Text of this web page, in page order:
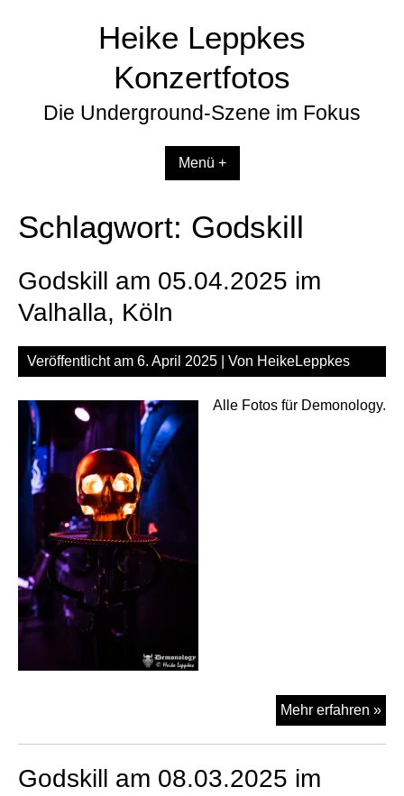
Heike Leppkes
Konzertfotos
Die Underground-Szene im Fokus
Menü +
Schlagwort: Godskill
Godskill am 05.04.2025 im
Valhalla, Köln
Veröffentlicht am 6. April 2025 | Von HeikeLeppkes
Alle Fotos für Demonology.
Mehr erfahren »
am
Godskill am 08.03.2025 im